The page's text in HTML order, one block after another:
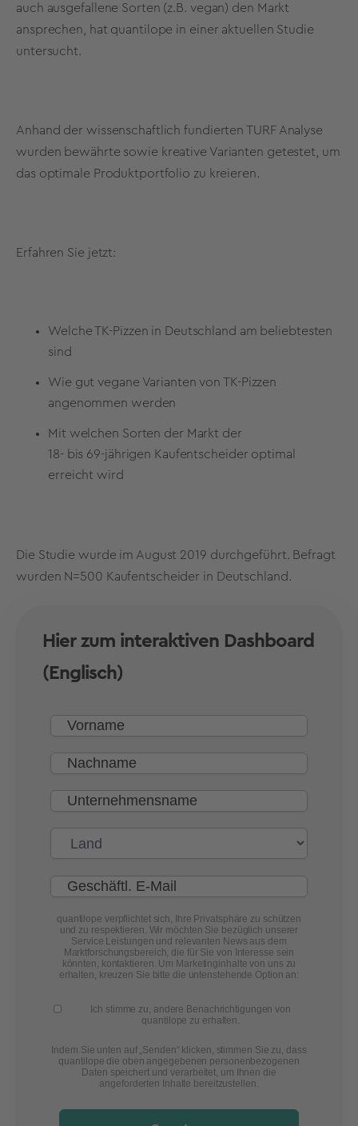
auch ausgefallene Sorten (z.B. vegan) den Markt
ansprechen, hat quantilope in einer aktuellen Studie
untersucht.
Anhand der wissenschaftlich fundiertenTURF Analyse
wurden bewährte sowie kreative Varianten getestet, um
das optimale Produktportfolio zu kreieren.
Erfahren Sie jetzt:
Welche TK-Pizzen in Deutschland am beliebtesten
sind
Wie gut vegane Varianten von TK-Pizzen
angenommen werden
Mit welchen Sorten der Markt der
18- bis 69-jährigen Kaufentscheider optimal
erreicht wird
Die Studie wurde im August 2019 durchgeführt. Befragt
wurden N=500 Kaufentscheider in Deutschland.
Hier zum interaktiven Dashboard
(Englisch)
quantilope verpflichtet sich, Ihre Privatsphäre zu schützen
und zu respektieren. Wir möchten Sie bezüglich unserer
Service Leistungen und relevanten News aus dem
Marktforschungsbereich, die für Sie von Interesse sein
könnten, kontaktieren. Um Marketinginhalte von uns zu
erhalten, kreuzen Sie bitte die untenstehende Option an:
Ich stimme zu, andere Benachrichtigungen von
quantilope zu erhalten.
Indem Sie unten auf „Senden“ klicken, stimmen Sie zu, dass
quantilope die oben angegebenen personenbezogenen
Daten speichert und verarbeitet, um Ihnen die
angeforderten Inhalte bereitzustellen.